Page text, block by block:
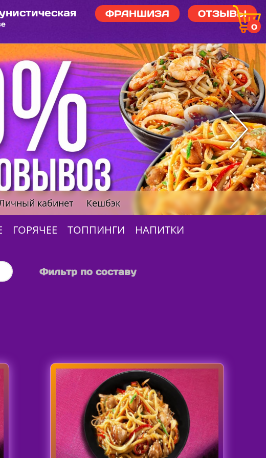
0
ФРАНШИЗА ОТЗЫВЫ
кабинет Кешбэк
ГОРЯЧЕЕ ТОППИНГИ НАПИТКИ
Фильтр по составу